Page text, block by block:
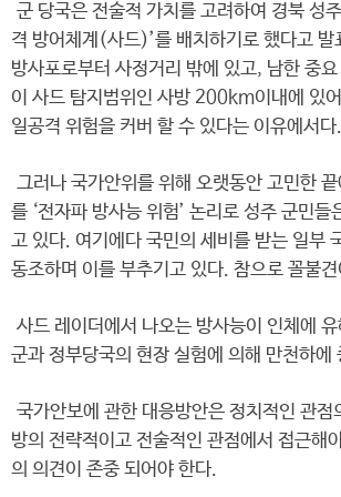
군 당국은 전술적 가치를 고려하여 경북 성
격 방어체계(사드)’를 배치하기로 했다고 발
방사포로부터 사정거리 밖에 있고, 남한 중
이 사드 탐지범위인 사방 200km이내에 있
일공격 위험을 커버 할 수 있다는 이유에서다.
그러나 국가안위를 위해 오랫동안 고민한
를 ‘전자파 방사능 위험’ 논리로 성주 군민들
고 있다. 여기에다 국민의 세비를 받는 일부
동조하며 이를 부추기고 있다. 참으로 꼴불
사드 레이더에서 나오는 방사능이 인체에
군과 정부당국의 현장 실험에 의해 만천하에
국가안보에 관한 대응방안은 정치적인 관점
방의 전략적이고 전술적인 관점에서 접근해
의 의견이 존중 되어야 한다.